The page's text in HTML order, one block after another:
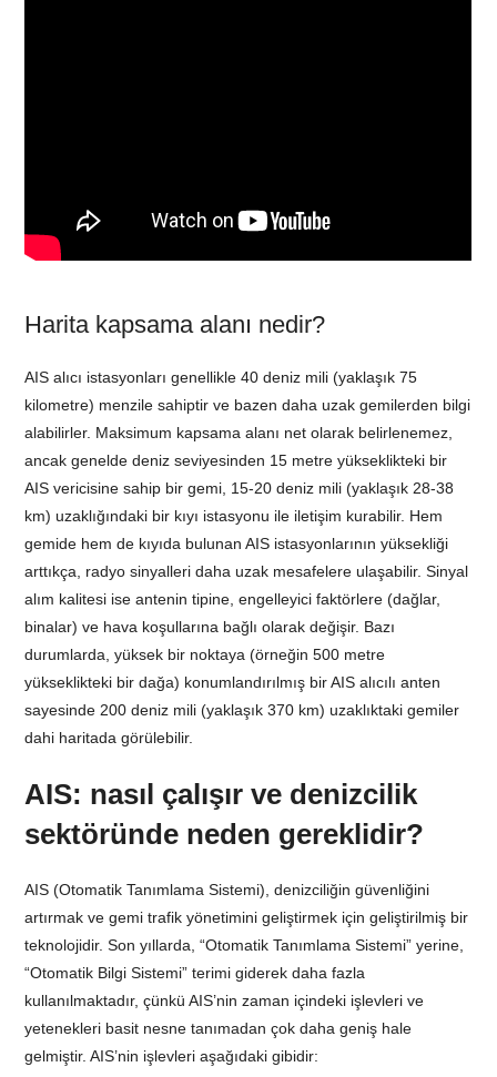
Harita kapsama alanı nedir?
AIS alıcı istasyonları genellikle 40 deniz mili (yaklaşık 75
kilometre) menzile sahiptir ve bazen daha uzak gemilerden bilgi
alabilirler. Maksimum kapsama alanı net olarak belirlenemez,
ancak genelde deniz seviyesinden 15 metre yükseklikteki bir
AIS vericisine sahip bir gemi, 15-20 deniz mili (yaklaşık 28-38
km) uzaklığındaki bir kıyı istasyonu ile iletişim kurabilir. Hem
gemide hem de kıyıda bulunan AIS istasyonlarının yüksekliği
arttıkça, radyo sinyalleri daha uzak mesafelere ulaşabilir. Sinyal
alım kalitesi ise antenin tipine, engelleyici faktörlere (dağlar,
binalar) ve hava koşullarına bağlı olarak değişir. Bazı
durumlarda, yüksek bir noktaya (örneğin 500 metre
yükseklikteki bir dağa) konumlandırılmış bir AIS alıcılı anten
sayesinde 200 deniz mili (yaklaşık 370 km) uzaklıktaki gemiler
dahi haritada görülebilir.
AIS: nasıl çalışır ve denizcilik
sektöründe neden gereklidir?
AIS (Otomatik Tanımlama Sistemi), denizciliğin güvenliğini
artırmak ve gemi trafik yönetimini geliştirmek için geliştirilmiş bir
teknolojidir. Son yıllarda, “Otomatik Tanımlama Sistemi” yerine,
“Otomatik Bilgi Sistemi” terimi giderek daha fazla
kullanılmaktadır, çünkü AIS’nin zaman içindeki işlevleri ve
yetenekleri basit nesne tanımadan çok daha geniş hale
gelmiştir. AIS’nin işlevleri aşağıdaki gibidir: